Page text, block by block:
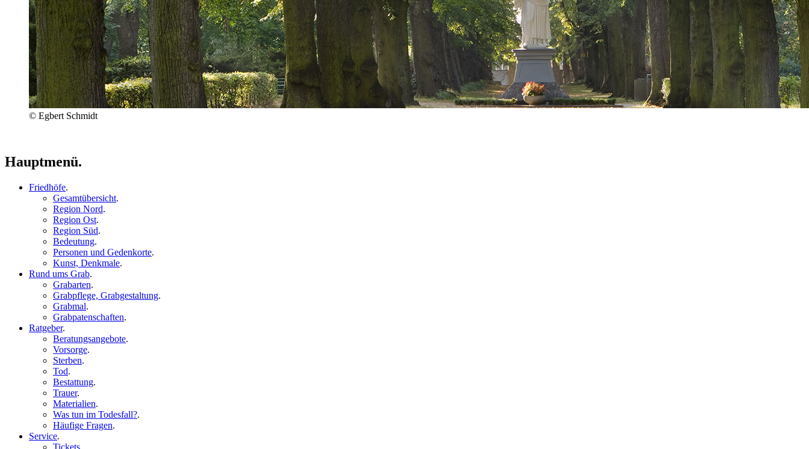
© Egbert Schmidt
Hauptmenü.
Friedhöfe.
Gesamtübersicht.
Region Nord.
Region Ost.
Region Süd.
Bedeutung.
Personen und Gedenkorte.
Kunst, Denkmale.
Rund ums Grab.
Grabarten.
Grabpflege, Grabgestaltung.
Grabmal.
Grabpatenschaften.
Ratgeber.
Beratungsangebote.
Vorsorge.
Sterben.
Tod.
Bestattung.
Trauer.
Materialien.
Was tun im Todesfall?.
Häufige Fragen.
Service.
Tickets.